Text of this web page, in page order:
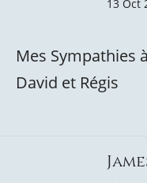
13 Oct
Mes Sympathies
David et Régis